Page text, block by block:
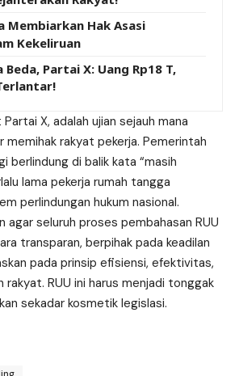
Membiarkan Hak Asasi
Kekeliruan
Beda, Partai X: Uang Rp18 T,
Partai X, adalah ujian sejauh mana
memihak rakyat pekerja. Pemerintah
berlindung di balik kata “masih
lama pekerja rumah tangga
perlindungan hukum nasional.
agar seluruh proses pembahasan RUU
transparan, berpihak pada keadilan
pada prinsip efisiensi, efektivitas,
RUU ini harus menjadi tonggak
sekadar kosmetik legislasi.